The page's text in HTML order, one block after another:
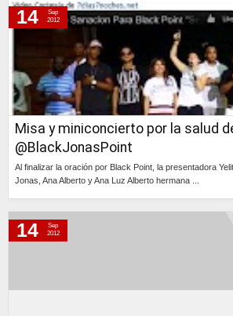
Misa y miniconcierto por la salud
@BlackJonasPoint
Al finalizar la oración por Black Point, la presentadora
Jonas, Ana Alberto y Ana Luz Alberto hermana ...
14
Sep
2012
14
Sep
2012